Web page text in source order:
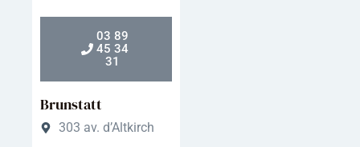
03 89
45 34
31
Brunstatt
303 av. d’Altkirch